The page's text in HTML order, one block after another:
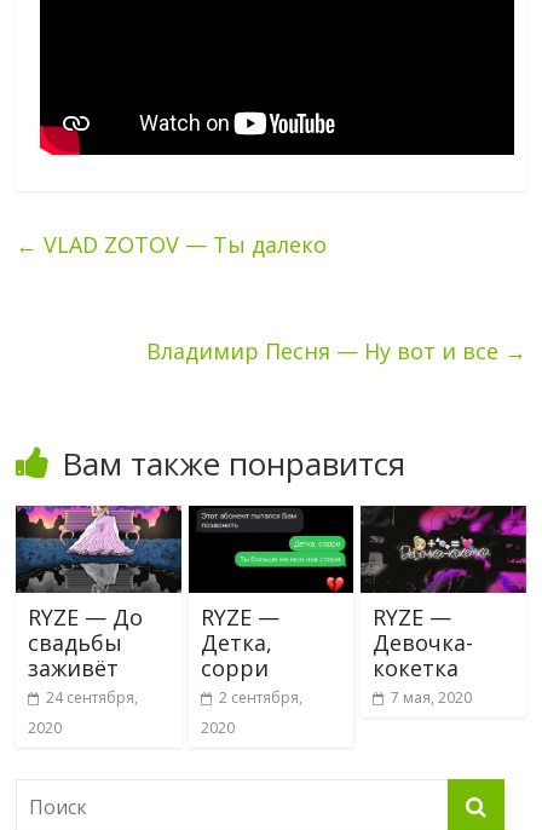
← VLAD ZOTOV — Ты далеко
Владимир Песня — Ну вот и все →
Вам также понравится
RYZE — До
свадьбы
заживёт
24 сентября,
2020
RYZE —
Детка,
сорри
2 сентября,
2020
RYZE —
Девочка-
кокетка
7 мая, 2020